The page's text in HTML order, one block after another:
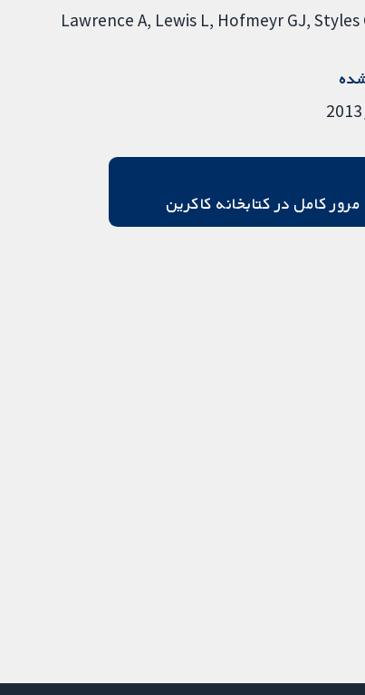
Lawrence A Lewis L Hofmeyr GJ Styles
مرور کامل در کتابخانه کاکرین